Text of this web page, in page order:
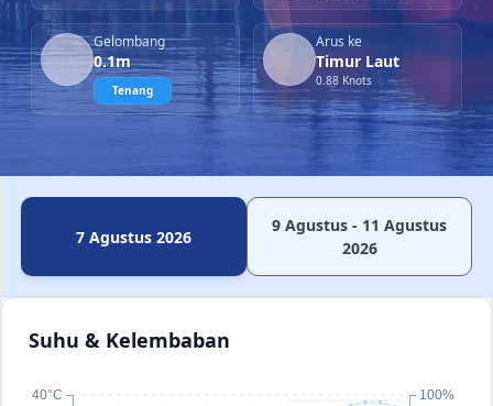
Gelombang
0.1m
Tenang
Arus ke
Timur Laut
0.88 Knots
7 Agustus 2026
9 Agustus - 11 Agustus
2026
Suhu & Kelembaban
40°C 100%